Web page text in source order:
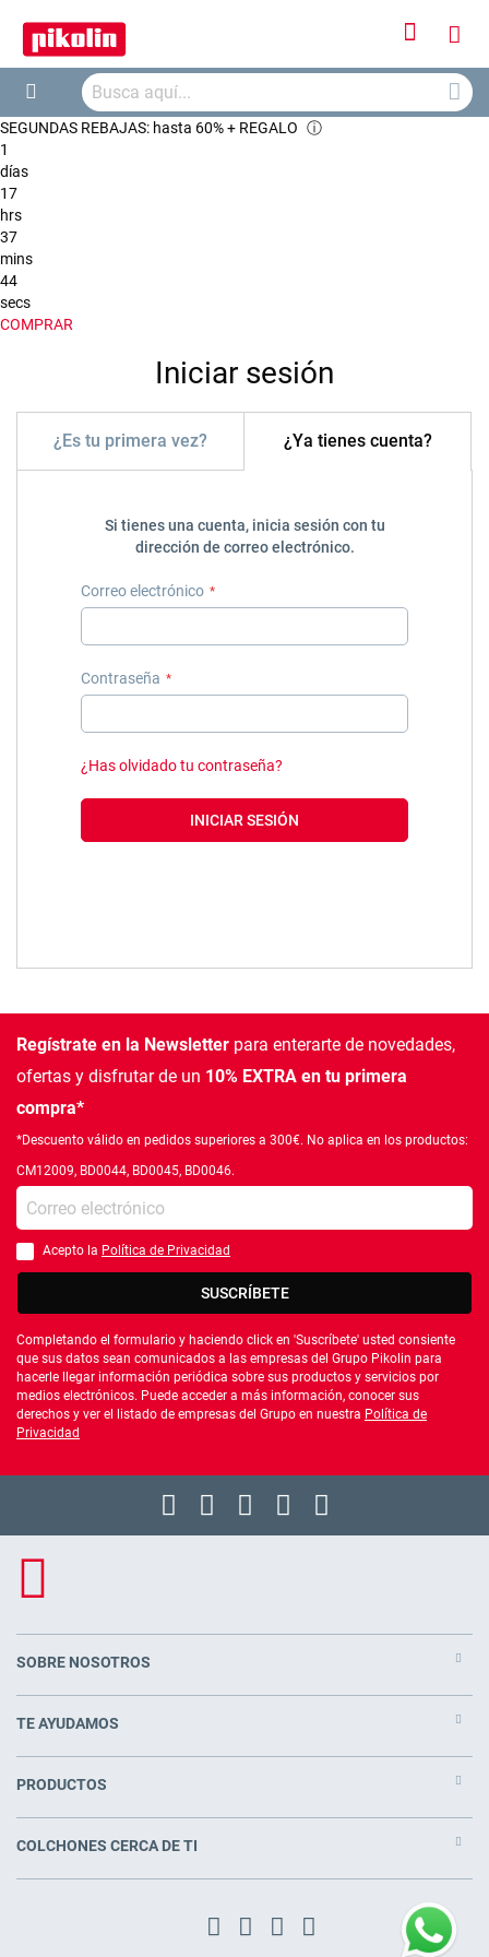
Iniciar
Buscar
SEGUNDAS REBAJAS: hasta 60% + REGALO ⓘ
1
días
17
hrs
37
mins
43
secs
COMPRAR
Iniciar sesión
¿Es tu primera vez? ¿Ya tienes cuenta?
Si tienes una cuenta, inicia sesión con tu
dirección de correo electrónico.
Correo electrónico
Contraseña
¿Has olvidado tu contraseña?
INICIAR SESIÓN
Regístrate en la Newsletter para enterarte de novedades,
ofertas y disfrutar de un 10% EXTRA en tu primera
compra*
*Descuento válido en pedidos superiores a 300€. No aplica en los productos:
CM12009, BD0044, BD0045, BD0046.
Introduce tu e-mail
Debes aceptar la política de privacidad
Acepto la Política de Privacidad
SUSCRÍBETE
Completando el formulario y haciendo click en 'Suscríbete' usted consiente
que sus datos sean comunicados a las empresas del Grupo Pikolin para
hacerle llegar información periódica sobre sus productos y servicios por
medios electrónicos. Puede acceder a más información, conocer sus
derechos y ver el listado de empresas del Grupo en nuestra Política de
Privacidad
SOBRE NOSOTROS
TE AYUDAMOS
PRODUCTOS
COLCHONES CERCA DE TI